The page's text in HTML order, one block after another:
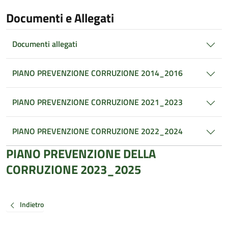
Documenti e Allegati
Documenti allegati
PIANO PREVENZIONE CORRUZIONE 2014_2016
PIANO PREVENZIONE CORRUZIONE 2021_2023
PIANO PREVENZIONE CORRUZIONE 2022_2024
PIANO PREVENZIONE DELLA
CORRUZIONE 2023_2025
Indietro